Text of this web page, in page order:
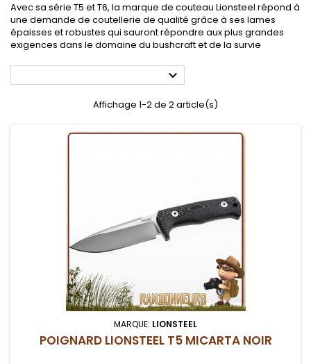
Avec sa série T5 et T6, la marque de couteau Lionsteel répond à
une demande de coutellerie de qualité grâce à ses lames
épaisses et robustes qui sauront répondre aux plus grandes
exigences dans le domaine du bushcraft et de la survie

Affichage 1-2 de 2 article(s)
MARQUE: LIONSTEEL
POIGNARD LIONSTEEL T5 MICARTA NOIR